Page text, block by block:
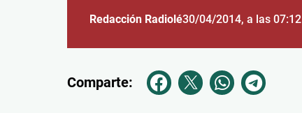
Redacción Radiolé30/04/2014, a las 07:12
Comparte: